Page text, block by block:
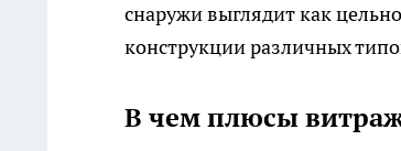
снаружи выглядит как
конструкции различных
В чем плюсы